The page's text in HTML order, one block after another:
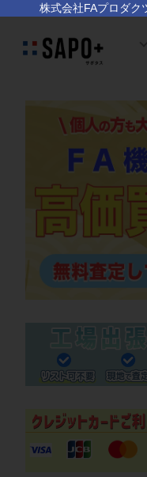
株式会社FAプロダク